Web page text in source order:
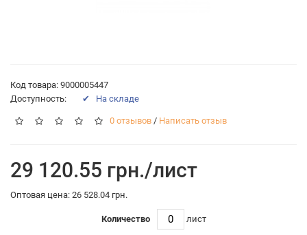
Код товара: 9000005447
Доступность:
✔ На складе
0 отзывов / Написать отзыв
29 120.55 грн./лист
Оптовая цена: 26 528.04 грн.
Количество лист